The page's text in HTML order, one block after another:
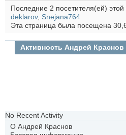
Последние 2 посетителя(ей)
deklarov, Snejana764
Эта страница была посещена
Активность Андрей Краснов
No Recent Activity
О Андрей Краснов